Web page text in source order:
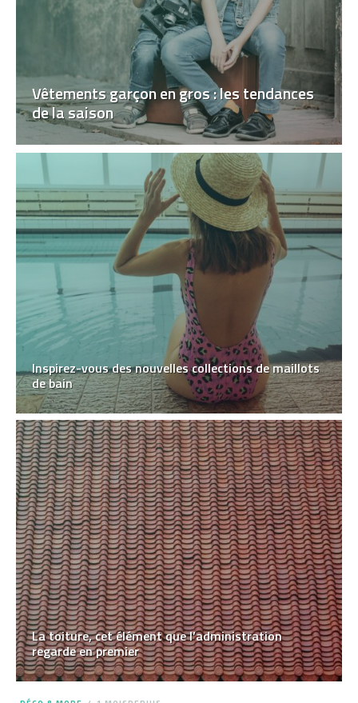
Vêtements garçon en gros : les tendances
de la saison
Inspirez-vous des nouvelles collections de maillots
de bain
La toiture, cet élément que l’administration
regarde en premier